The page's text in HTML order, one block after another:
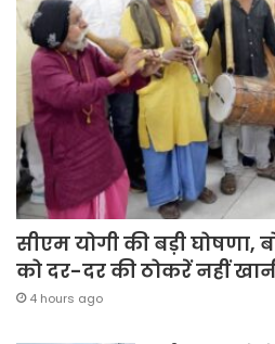
सीएम योगी की बड़ी
को दर-दर की ठोकरें नहीं
4 hours ago